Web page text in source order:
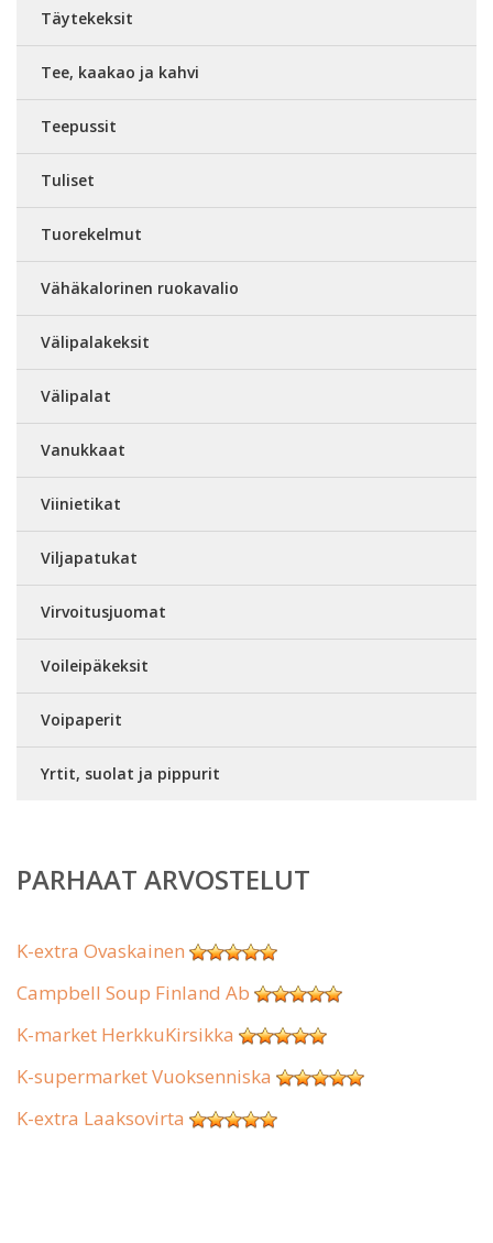
Täytekeksit
Tee, kaakao ja kahvi
Teepussit
Tuliset
Tuorekelmut
Vähäkalorinen ruokavalio
Välipalakeksit
Välipalat
Vanukkaat
Viinietikat
Viljapatukat
Virvoitusjuomat
Voileipäkeksit
Voipaperit
Yrtit, suolat ja pippurit
PARHAAT ARVOSTELUT
K-extra Ovaskainen
Campbell Soup Finland Ab
K-market HerkkuKirsikka
K-supermarket Vuoksenniska
K-extra Laaksovirta